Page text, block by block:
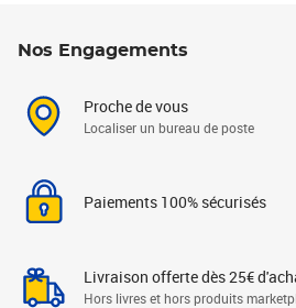
Nos Engagements
Proche de vous
Localiser un bureau de poste
Paiements 100% sécurisés
Livraison offerte dès 25€
Hors livres et hors produits